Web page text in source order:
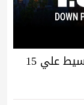
عرض لفترة محدودة مقدم 1.5% و تقسيط علي 15